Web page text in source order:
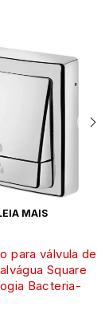
MAIS
para válvula de
Square
Bacteria-